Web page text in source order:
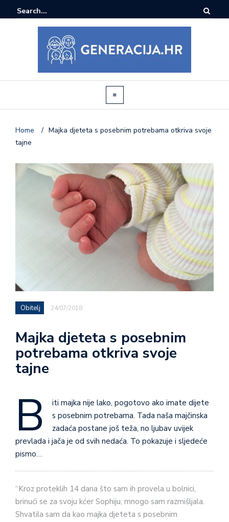
Home / Majka djeteta s posebnim potrebama otkriva svoje
tajne
Obitelj 24/07/2018
Majka djeteta s posebnim
potrebama otkriva svoje
tajne
B
iti majka nije lako, pogotovo ako imate dijete
s posebnim potrebama. Tada naša majčinska
zadaća postane još teža, no ljubav uvijek
prevlada i jača je od svih nedaća. To pokazuje i sljedeće
pismo…
“Kroz proteklih 14 dana što sam ih provela u bolnici,
brinući se za svoju kćer Sophiju, mnogo sam razmišljala.
Shvatila sam da kao majka djeteta s posebnim